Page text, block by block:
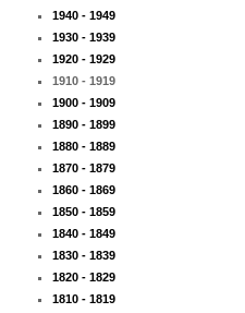
1940 - 1949
1930 - 1939
1920 - 1929
1910 - 1919
1900 - 1909
1890 - 1899
1880 - 1889
1870 - 1879
1860 - 1869
1850 - 1859
1840 - 1849
1830 - 1839
1820 - 1829
1810 - 1819